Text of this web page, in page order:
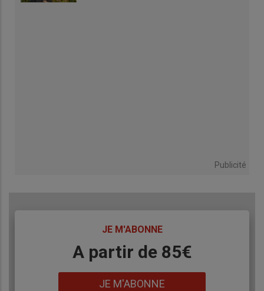
Publicité
JE M'ABONNE
A partir de 85€
JE M'ABONNE